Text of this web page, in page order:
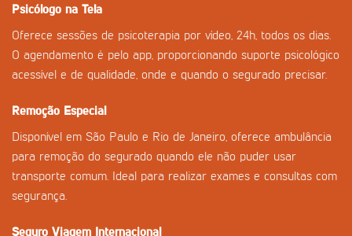
Psicólogo na Tela
Oferece sessões de psicoterapia por vídeo, 24h, todos os dias.
O agendamento é pelo app, proporcionando suporte psicológico
acessível e de qualidade, onde e quando o segurado precisar.
Remoção Especial
Disponível em São Paulo e Rio de Janeiro, oferece ambulância
para remoção do segurado quando ele não puder usar
transporte comum. Ideal para realizar exames e consultas com
segurança.
Seguro Viagem Internacional